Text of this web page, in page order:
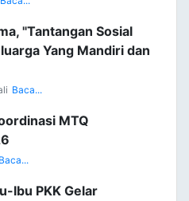
"Tantangan Sosial
Yang Mandiri dan
Baca...
MTQ
Baca...
Ibu PKK Gelar